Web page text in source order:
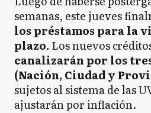
semanas, este jueves
los préstamos para la
plazo. Los nuevos
canalizarán por los
(Nación, Ciudad y
sujetos al sistema de las
ajustarán por inflación.